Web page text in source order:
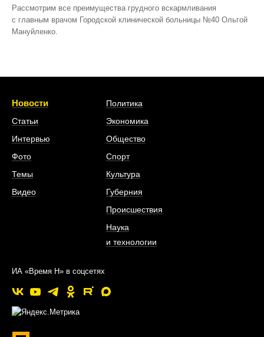
Рассмотрим все преимущества грудного вскармливания
с главным врачом Городской клинической больницы №40 Ольгой
Мануйленко.
Новости
Статьи
Интервью
Фото
Темы
Видео
Политика
Экономика
Общество
Спорт
Культура
Губерния
Происшествия
Наука
и технологии
ИА «Время Н» в соцсетях